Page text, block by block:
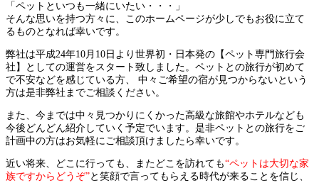
「ペットといつも一緒にいたい・・・」
そんな思いを持つ方々に、このホームページが少しでもお役に立て
るものとなれば幸いです。
弊社は平成24年10月10日より世界初・日本発の【ペット専門旅行会
社】としての運営をスタート致しました。ペットとの旅行が初めて
で不安などを感じている方、 中々ご希望の宿が見つからないという
方は是非弊社までご相談ください。
また、今までは中々見つかりにくかった高級な旅館やホテルなども
今後どんどん紹介していく予定でいます。是非ペットとの旅行をご
計画中の方はお気軽にご相談頂けましたら幸いです。
近い将来、どこに行っても、またどこを訪れても“ペットは大切な家
族ですからどうぞ”と笑顔で言ってもらえる時代が来ることを信じ、